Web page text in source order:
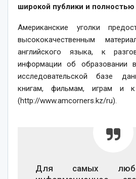
широкой публики и
Американские уголки
высококачественным
английского языка, к
информации об
исследовательской базе
книгам, фильмам, играм и
(http://www.amcorners.kz/ru).
Для самых